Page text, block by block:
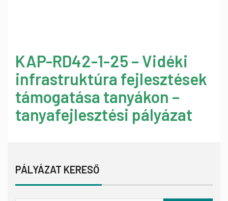
KAP-RD42-1-25 – Vidéki
infrastruktúra fejlesztések
támogatása tanyákon –
tanyafejlesztési pályázat
PÁLYÁZAT KERESŐ